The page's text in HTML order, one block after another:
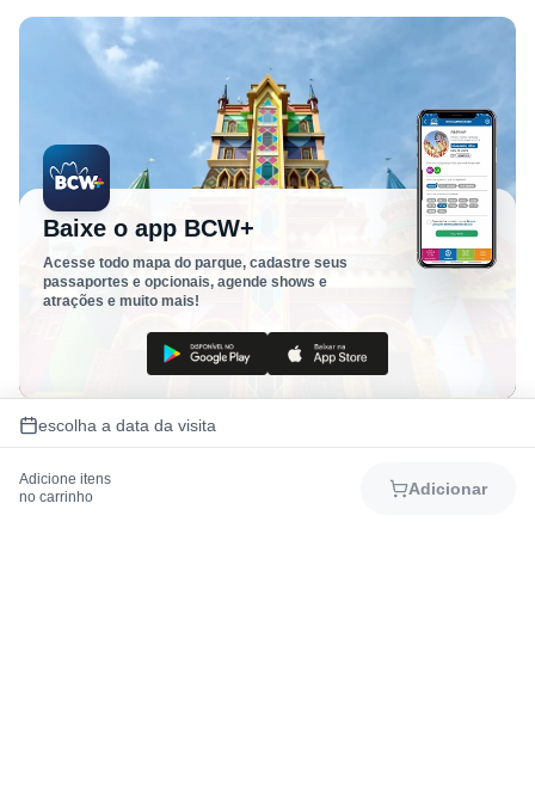
Baixe o app BCW+
Acesse todo mapa do parque, cadastre seus
passaportes e opcionais, agende shows e
atrações e muito mais!
escolha a data da visita
Adicione itens
no carrinho
Adicionar